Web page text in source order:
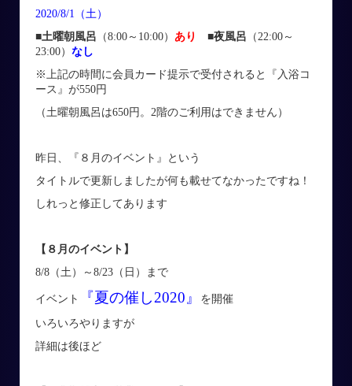
2020/8/1（土）
■土曜朝風呂 （8:00～10:00） あり ■夜風呂 （22:00～
23:00） なし
※上記の時間に会員カード提示で受付されると『入浴コ
ース』が550円
（土曜朝風呂は650円。2階のご利用はできません）
昨日、『８月のイベント』という
タイトルで更新しましたが何も載せてなかったですね！
しれっと修正してあります
【８月のイベント】
8/8（土）～8/23（日）まで
イベント 『夏の催し2020』 を開催
いろいろやりますが
詳細は後ほど